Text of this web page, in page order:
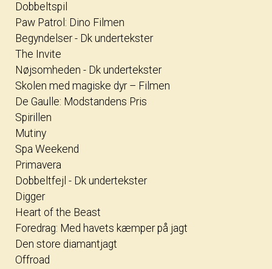
Dobbeltspil
Paw Patrol: Dino Filmen
Begyndelser - Dk undertekster
The Invite
Nøjsomheden - Dk undertekster
Skolen med magiske dyr – Filmen
De Gaulle: Modstandens Pris
Spirillen
Mutiny
Spa Weekend
Primavera
Dobbeltfejl - Dk undertekster
Digger
Heart of the Beast
Foredrag: Med havets kæmper på jagt
Den store diamantjagt
Offroad